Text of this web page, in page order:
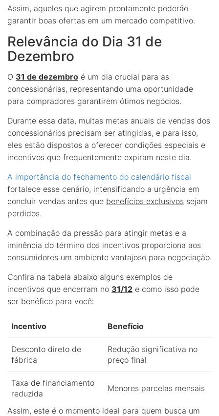
Assim, aqueles que agirem prontamente poderão
garantir boas ofertas em um mercado competitivo.
Relevância do Dia 31 de
Dezembro
O 31 de dezembro é um dia crucial para as
concessionárias, representando uma oportunidade
para compradores garantirem ótimos negócios.
Durante essa data, muitas metas anuais de vendas dos
concessionários precisam ser atingidas, e para isso,
eles estão dispostos a oferecer condições especiais e
incentivos que frequentemente expiram neste dia.
A importância do fechamento do calendário fiscal
fortalece esse cenário, intensificando a urgência em
concluir vendas antes que benefícios exclusivos sejam
perdidos.
A combinação da pressão para atingir metas e a
iminência do término dos incentivos proporciona aos
consumidores um ambiente vantajoso para negociação.
Confira na tabela abaixo alguns exemplos de
incentivos que encerram no 31/12 e como isso pode
ser benéfico para você:
Incentivo Benefício
Desconto direto de
fábrica
Redução significativa no
preço final
Taxa de financiamento
reduzida
Menores parcelas mensais
Assim, este é o momento ideal para quem busca um